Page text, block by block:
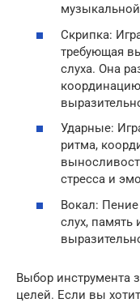
Скрипка:
требующая
слуха. Она
Ударные:
ритма,
стресса и
Вокал:
слух,
Выбор инструмента
целей. Если вы